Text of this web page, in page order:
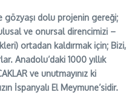
gözyaşı dolu projenin gereği;
ve onursal direncimizi –
ortadan kaldırmak için; Bizi,
Anadolu’daki 1000 yıllık
ve unutmayınız ki
İspanyalı El Meymune’sidir.